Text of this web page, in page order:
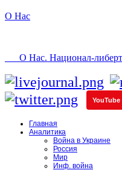
О Нас
О Нас. Национал-
YouTube
Главная
Аналитика
Война в Украине
Россия
Мир
Инф. война